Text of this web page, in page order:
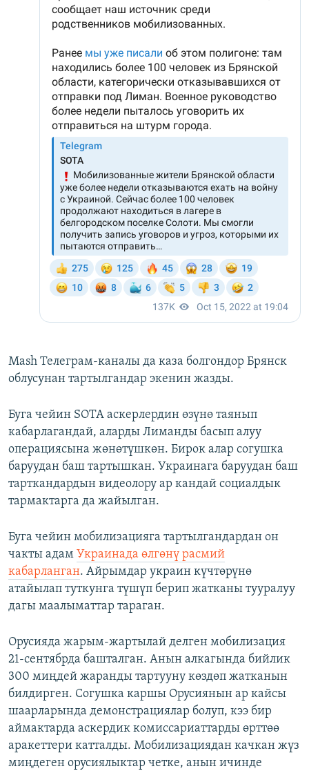
Mash Телеграм-каналы да каза болгондор Брянск
облусунан тартылгандар экенин жазды.
Буга чейин SOTA аскерлердин өзүнө таянып
кабарлагандай, аларды Лиманды басып алуу
операциясына жөнөтүшкөн. Бирок алар согушка
баруудан баш тартышкан. Украинага баруудан баш
тарткандардын видеолору ар кандай социалдык
тармактарга да жайылган.
Буга чейин мобилизацияга тартылгандардан он
чакты адам Украинада өлгөнү расмий
кабарланган. Айрымдар украин күчтөрүнө
атайылап туткунга түшүп берип жатканы тууралуу
дагы маалыматтар тараган.
Орусияда жарым-жартылай делген мобилизация
21-сентябрда башталган. Анын алкагында бийлик
300 миңдей жаранды тартууну көздөп жатканын
билдирген. Согушка каршы Орусиянын ар кайсы
шаарларында демонстрациялар болуп, кээ бир
аймактарда аскердик комиссариаттарды өрттөө
аракеттери катталды. Мобилизациядан качкан жүз
миңдеген орусиялыктар четке, анын ичинде